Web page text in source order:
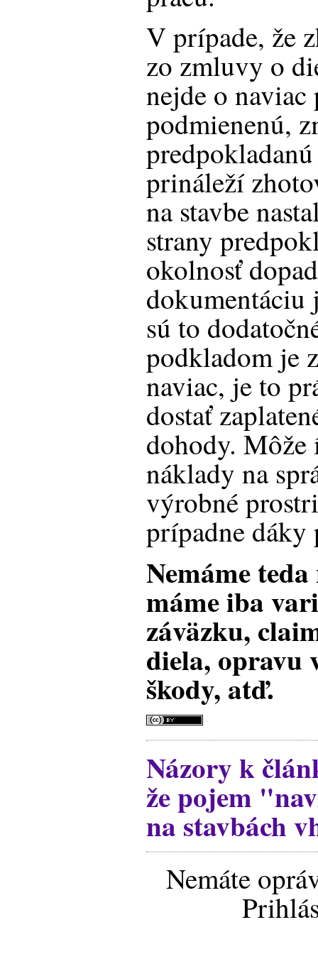
V prípade, že
zo zmluvy o
nejde o naviac
podmienenú,
prináleží
na stavbe
strany
okolnosť
dokumentáciu
sú to
podkladom je
naviac, je to
dostať
dohody. Môže
náklady na
výrobné
prípadne
Nemáme
máme iba
záväzku,
diela, opravu
škody, atď.
Názory k
že pojem
na stavbách
Nemáte